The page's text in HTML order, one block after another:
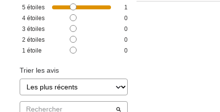
5 étoiles
1
4 étoiles
0
3 étoiles
0
2 étoiles
0
1 étoile 0
Trier les avis